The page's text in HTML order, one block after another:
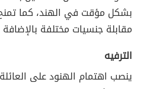
بشكل مؤقت في الهند، كما
مقابلة جنسيات مختلفة
الترفيه
ينصب اهتمام الهنود على